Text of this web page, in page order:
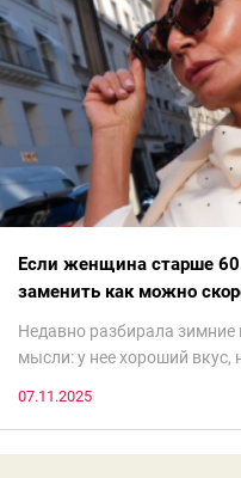
Если женщина старше
заменить как можно
Недавно разбирала
мысли: у нее хороший
моды. Вовсе нет.Проблема
07.11.2025